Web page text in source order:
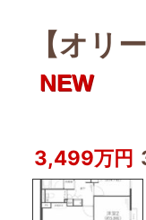
【オリ
NEW
3,499万円